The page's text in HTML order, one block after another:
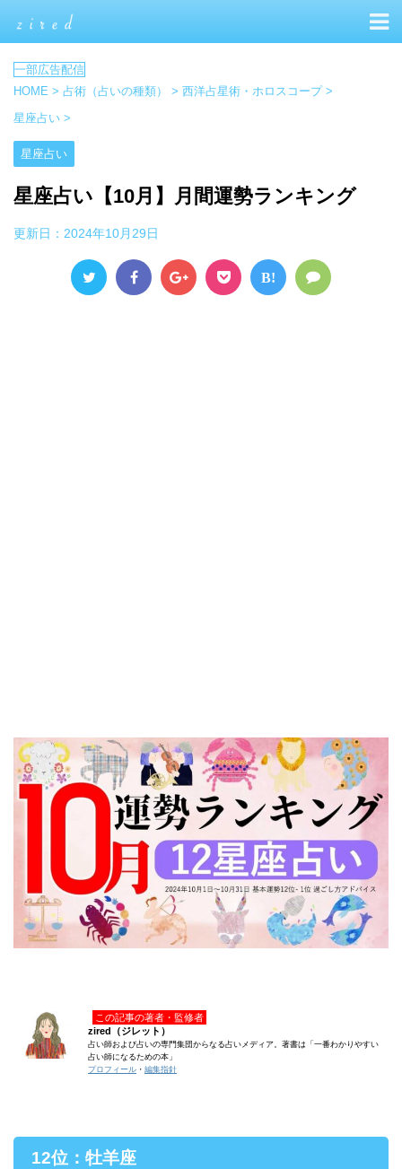
HOME > 占術（占いの種類） > 西洋占星術・ホロスコープ >
星座占い >
星座占い
星座占い【10月】月間運勢ランキング
更新日： 2024年10月29日
B!
この記事の著者・監修者
zired（ジレット）
占い師および占いの専門集団からなる占いメディア。著書は「一番わかりやすい
占い師になるための本」
プロフィール ・ 編集指針
12位：牡羊座